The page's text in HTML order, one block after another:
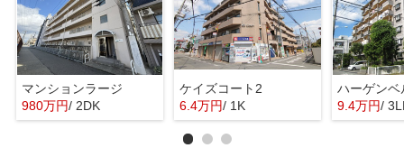
マンションラージ
980万円/ 2DK
ケイズコート2
6.4万円/ 1K
ハーゲンベ
9.4万円/